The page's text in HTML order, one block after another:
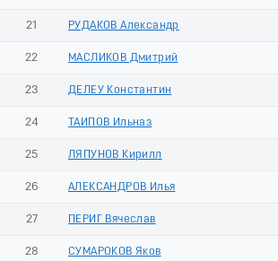
21 РУДАКОВ Александр
22 МАСЛИКОВ Дмитрий
23 ДЕЛЕУ Константин
24 ТАИПОВ Ильназ
25 ЛЯПУНОВ Кирилл
26 АЛЕКСАНДРОВ Илья
27 ПЕРИГ Вячеслав
28 СУМАРОКОВ Яков